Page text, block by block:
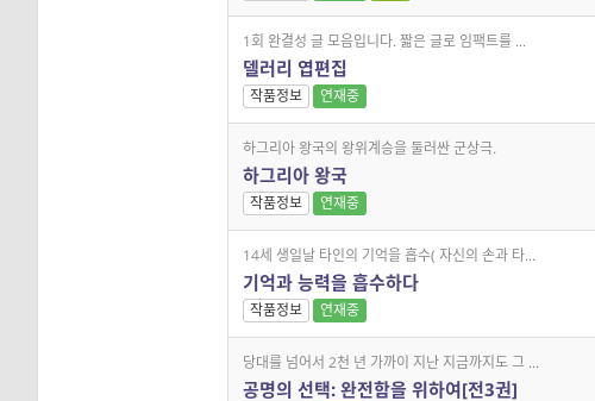
1회 완결성 글 모음입니다. 짧은 글로 임팩트를 ...
델러리 엽편집
작품정보 연재중
하그리아 왕국의 왕위계승을 둘러싼 군상극.
하그리아 왕국
작품정보 연재중
14세 생일날 타인의 기억을 흡수( 자신의 손과 타...
기억과 능력을 흡수하다
작품정보 연재중
당대를 넘어서 2천 년 가까이 지난 지금까지도 그 ...
공명의 선택: 완전함을 위하여[전3권]